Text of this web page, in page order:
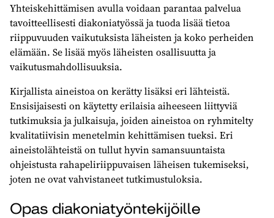
Yhteiskehittämisen avulla voidaan parantaa palvelua
tavoitteellisesti diakoniatyössä ja tuoda lisää tietoa
riippuvuuden vaikutuksista läheisten ja koko perheiden
elämään. Se lisää myös läheisten osallisuutta ja
vaikutusmahdollisuuksia.
Kirjallista aineistoa on kerätty lisäksi eri lähteistä.
Ensisijaisesti on käytetty erilaisia aiheeseen liittyviä
tutkimuksia ja julkaisuja, joiden aineistoa on ryhmitelty
kvalitatiivisin menetelmin kehittämisen tueksi. Eri
aineistolähteistä on tullut hyvin samansuuntaista
ohjeistusta rahapeliriippuvaisen läheisen tukemiseksi,
joten ne ovat vahvistaneet tutkimustuloksia.
Opas diakoniatyöntekijöille